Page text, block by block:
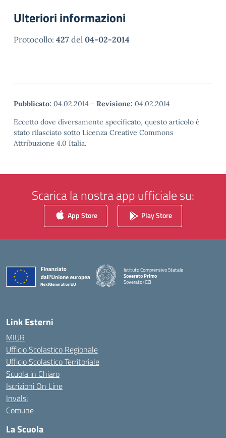
Ulteriori informazioni
Protocollo: 427 del 04-02-2014
Pubblicato: 04.02.2014 - Revisione: 04.02.2014
Eccetto dove diversamente specificato, questo articolo è
stato rilasciato sotto Licenza Creative Commons
Attribuzione 4.0 Italia.
Scarica la nostra app ufficiale su:
App Store Play Store
Istituto Comprensivo Statale
Soverato Primo
Soverato (CZ)
Link Esterni
MIUR
Ufficio Scolastico Regionale
Ufficio Scolastico Territoriale
Scuola in Chiaro
Iscrizioni On Line
Invalsi
Comune
La Scuola